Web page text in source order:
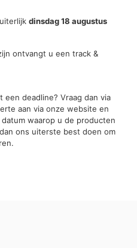
dinsdag 18 augustus
ontvangt u een track &
deadline? Vraag dan via
aan via onze website en
waarop u de producten
ons uiterste best doen om